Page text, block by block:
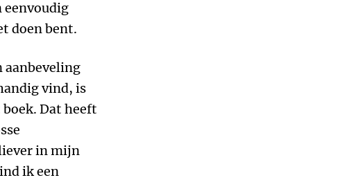
eenvoudig
doen bent.
aanbeveling
vind, is
Dat heeft
in mijn
ik een